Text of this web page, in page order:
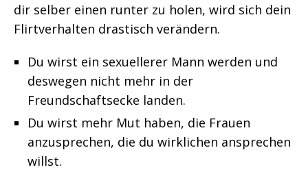
dir selber einen runter zu holen, wird sich dein
Flirtverhalten drastisch verändern.
Du wirst ein sexuellerer Mann werden und
deswegen nicht mehr in der
Freundschaftsecke landen.
Du wirst mehr Mut haben, die Frauen
anzusprechen, die du wirklichen ansprechen
willst.